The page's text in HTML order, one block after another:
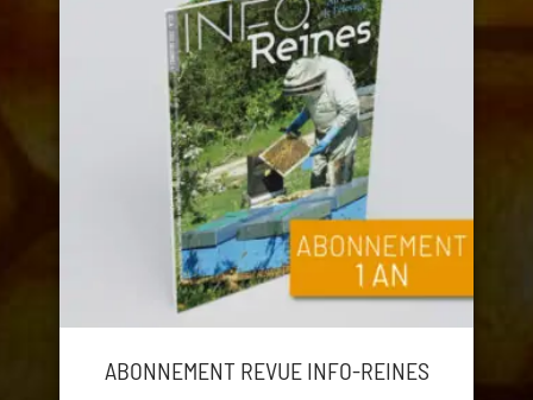
ABONNEMENT REVUE INFO-REINES